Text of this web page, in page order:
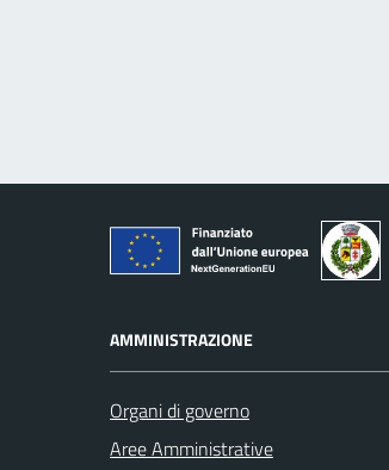
AMMINISTRAZIONE
Organi di governo
Aree Amministrative